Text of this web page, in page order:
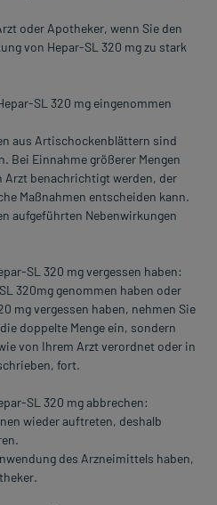
oder Apotheker, wenn Sie den
von Hepar-SL 320 mg zu stark
SL 320 mg eingenommen
aus Artischockenblättern sind
Bei Einnahme größerer Mengen
Arzt benachrichtigt werden, der
Maßnahmen entscheiden kann.
aufgeführten Nebenwirkungen
SL 320 mg vergessen haben:
320mg genommen haben oder
mg vergessen haben, nehmen Sie
doppelte Menge ein, sondern
von Ihrem Arzt verordnet oder in
fort.
SL 320 mg abbrechen:
wieder auftreten, deshalb
des Arzneimittels haben,